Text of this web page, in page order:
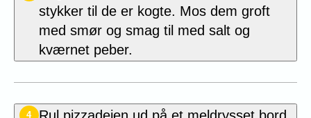
stykker til de er kogte. Mos dem groft
med smør og smag til med salt og
kværnet peber.
4